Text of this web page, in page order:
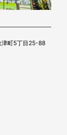
津町5丁目25-88